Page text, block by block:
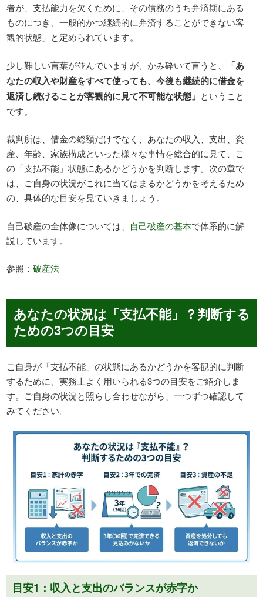
者が、支払能力を欠くために、その債務のうち弁済期にある
ものにつき、一般的かつ継続的に弁済することができない客
観的状態」と定められています。
少し難しい言葉が並んでいますが、かみ砕いて言うと、
「あ
なたの収入や財産をすべて使っても、今後も継続的に借金を
返済し続けることが客観的に見て不可能な状態」 ということ
です。
裁判所は、借金の総額だけでなく、あなたの収入、支出、資
産、年齢、家族構成といった様々な事情を総合的に見て、こ
の「支払不能」状態にあるかどうかを判断します。次の章で
は、ご自身の状況がこれに当てはまるかどうかを考えるため
の、具体的な目安を見ていきましょう。
自己破産の全体像については、 自己破産の基本で体系的に解
説しています。
参照：破産法
あなたの状況は「支払不能」？判断する
ための3つの目安
ご自身が「支払不能」の状態にあるかどうかを客観的に判断
するために、実務上よく用いられる3つの目安をご紹介しま
す。ご自身の状況と照らし合わせながら、一つずつ確認して
みてください。
目安1：収入と支出のバランスが赤字か